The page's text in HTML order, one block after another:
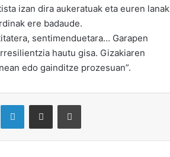
izan dira aukeratuak eta euren lanak
ere badaude.
sentimenduetara… Garapen
hautu gisa. Gizakiaren
edo gainditze prozesuan”.